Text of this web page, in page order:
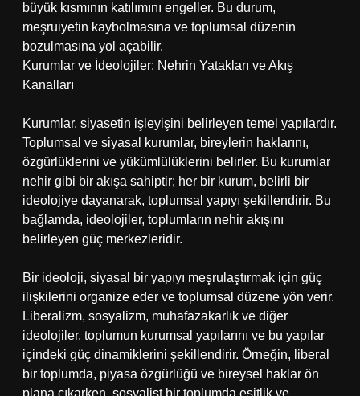
büyük kısmının katılımını engeller. Bu durum,
meşruiyetin kaybolmasına ve toplumsal düzenin
bozulmasına yol açabilir.
Kurumlar ve İdeolojiler: Nehrin Yatakları ve Akış
Kanalları
Kurumlar, siyasetin işleyişini belirleyen temel yapılardır.
Toplumsal ve siyasal kurumlar, bireylerin haklarını,
özgürlüklerini ve yükümlülüklerini belirler. Bu kurumlar
nehir gibi bir akışa sahiptir; her bir kurum, belirli bir
ideolojiye dayanarak, toplumsal yapıyı şekillendirir. Bu
bağlamda, ideolojiler, toplumların nehir akışını
belirleyen güç merkezleridir.
Bir ideoloji, siyasal bir yapıyı meşrulaştırmak için güç
ilişkilerini organize eder ve toplumsal düzene yön verir.
Liberalizm, sosyalizm, muhafazakarlık ve diğer
ideolojiler, toplumun kurumsal yapılarını ve bu yapılar
içindeki güç dinamiklerini şekillendirir. Örneğin, liberal
bir toplumda, piyasa özgürlüğü ve bireysel haklar ön
plana çıkarken, sosyalist bir toplumda eşitlik ve